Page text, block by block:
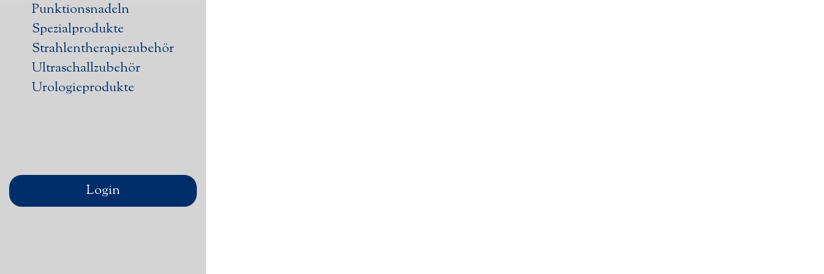
Punktionsnadeln
Spezialprodukte
Strahlentherapiezubehör
Ultraschallzubehör
Urologieprodukte
Login